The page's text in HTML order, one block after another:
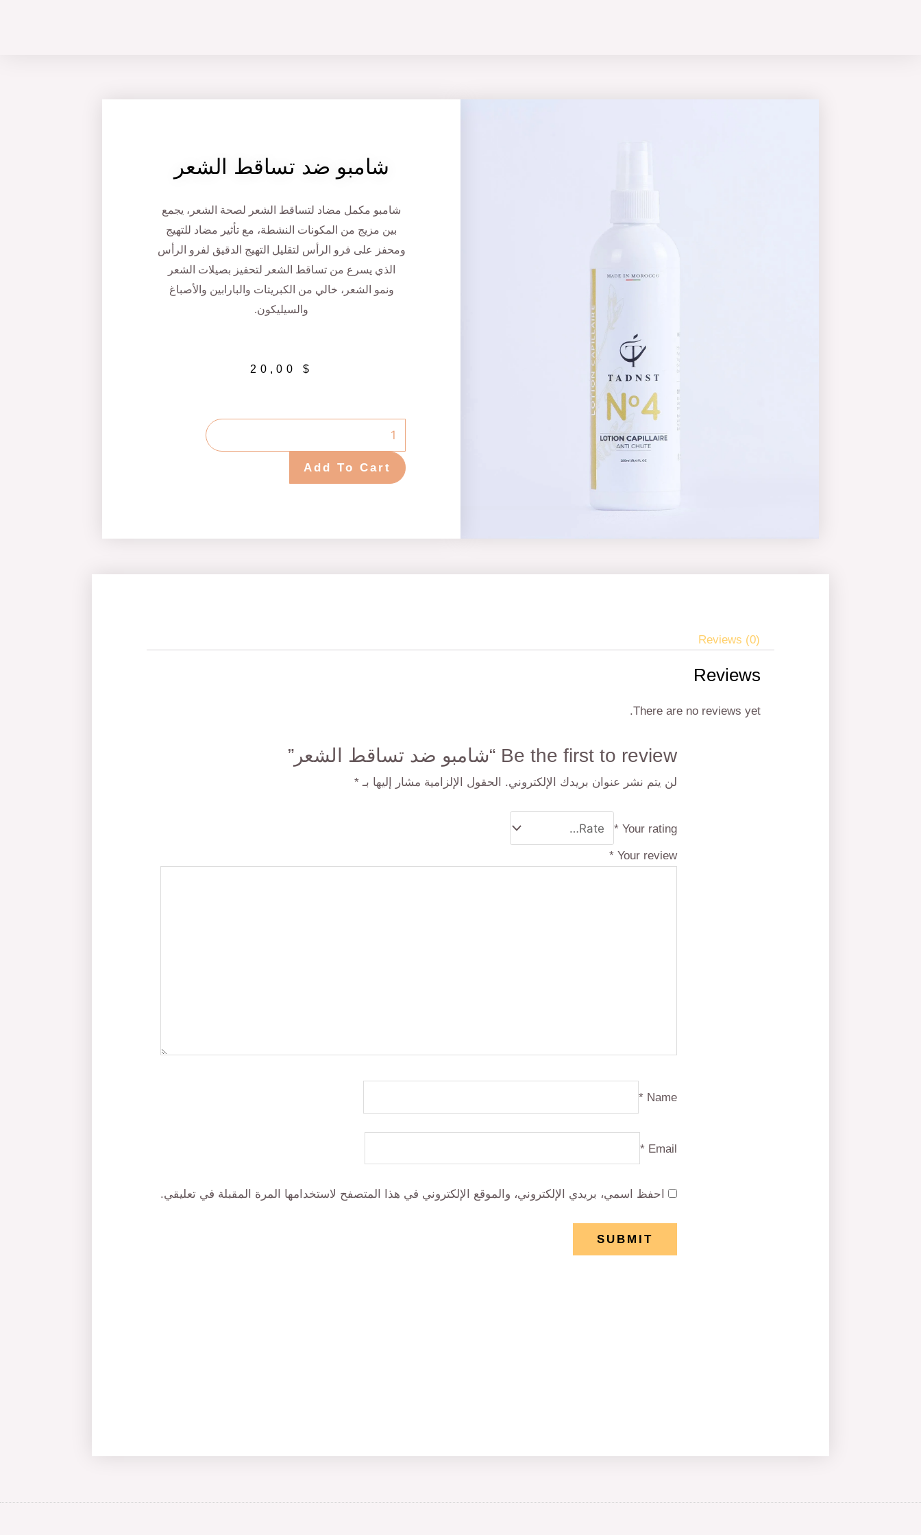
شامبو ضد تساقط الشعر
شامبو مكمل مضاد لتساقط الشعر لصحة الشعر، يجمع
بين مزيج من المكونات النشطة، مع تأثير مضاد للتهيج
ومحفز على فرو الرأس لتقليل التهيج الدقيق لفرو الرأس
الذي يسرع من تساقط الشعر لتحفيز بصيلات الشعر
ونمو الشعر، خالي من الكبريتات والبارابين والأصباغ
والسيليكون.
20,00 $
شامبو
ضد
تساقطAdd To Cart
Reviews (0)
Reviews
There are no reviews yet.
Be the first to review “شامبو ضد تساقط الشعر”
لن يتم نشر عنوان بريدك الإلكتروني. الحقول الإلزامية مشار إليها بـ *
Your rating
*
Your review
*
Name
*
Email
*
احفظ اسمي، بريدي الإلكتروني، والموقع الإلكتروني في هذا المتصفح لاستخدامها المرة المقبلة في تعليقي.